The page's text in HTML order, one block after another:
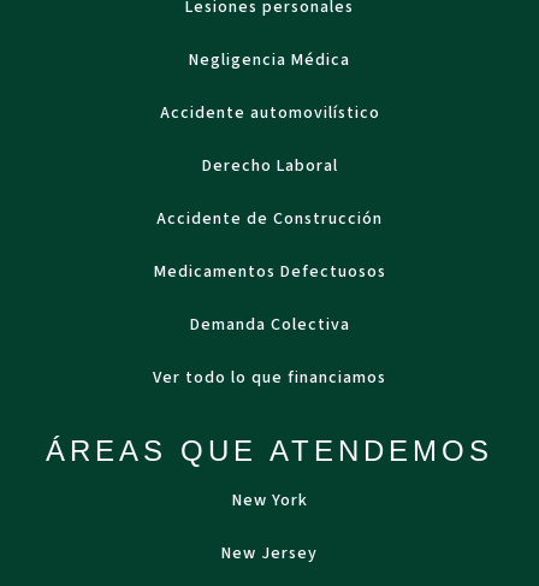
Lesiones personales
Negligencia Médica
Accidente automovilístico
Derecho Laboral
Accidente de Construcción
Medicamentos Defectuosos
Demanda Colectiva
Ver todo lo que financiamos
ÁREAS QUE ATENDEMOS
New York
New Jersey